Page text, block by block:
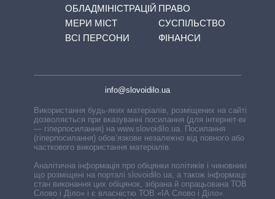
ОБЛАДМІНІСТРАЦІЙ
МЕРИ МІСТ
ВСІ ПЕРСОНИ
ПРАВО
СУСПІЛЬСТВО
ФІНАНСИ
info@slovoidilo.ua
Використання будь-яких матеріалів, розміщених на сайті,
дозволяється при вказуванні посилання (для інтернет-видань
— гіперпосилання) на www.slovoidilo.ua. Посилання
(гіперпосилання) обов’язкове незалежно від повного або
часткового використання матеріалів.
Аналітична інформація про обіцянки політиків і чиновників,
що розміщені на порталі slovoidilo.ua, а також інформація про
стан виконання цих обіцянок, зібрана й опрацьована ТОВ «ІА
Слово і Діло» і є власністю ТОВ «ІА Слово і Діло».